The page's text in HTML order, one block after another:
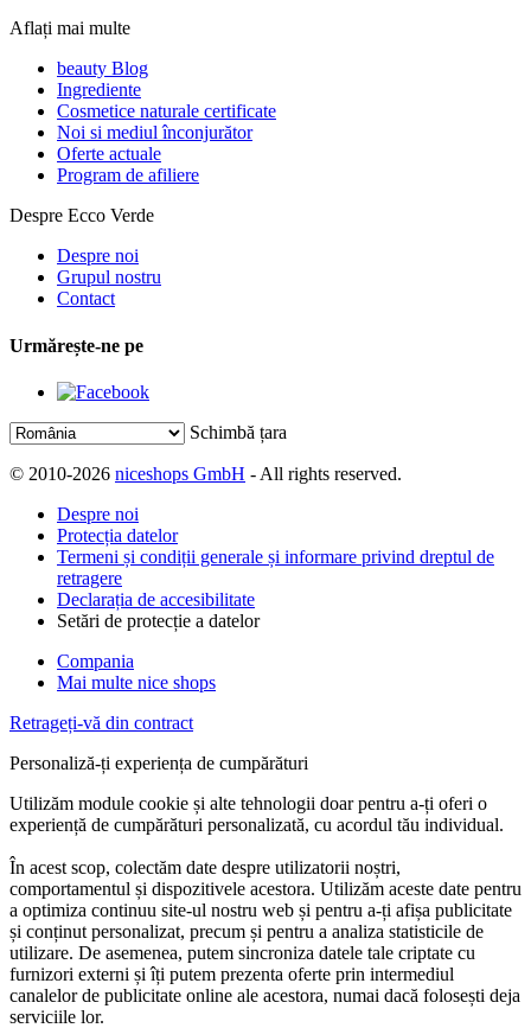
Aflați mai multe
beauty Blog
Ingrediente
Cosmetice naturale certificate
Noi si mediul înconjurător
Oferte actuale
Program de afiliere
Despre Ecco Verde
Despre noi
Grupul nostru
Contact
Urmărește-ne pe
Schimbă țara
© 2010-2026 niceshops GmbH - All rights reserved.
Despre noi
Protecția datelor
Termeni și condiții generale și informare privind dreptul de
retragere
Declarația de accesibilitate
Setări de protecție a datelor
Compania
Mai multe nice shops
Retrageți-vă din contract
Personaliză-ți experiența de cumpărături
Utilizăm module cookie și alte tehnologii doar pentru a-ți oferi o
experiență de cumpărături personalizată, cu acordul tău individual.
În acest scop, colectăm date despre utilizatorii noștri,
comportamentul și dispozitivele acestora. Utilizăm aceste date pentru
a optimiza continuu site-ul nostru web și pentru a-ți afișa publicitate
și conținut personalizat, precum și pentru a analiza statisticile de
utilizare. De asemenea, putem sincroniza datele tale criptate cu
furnizori externi și îți putem prezenta oferte prin intermediul
canalelor de publicitate online ale acestora, numai dacă folosești deja
serviciile lor.